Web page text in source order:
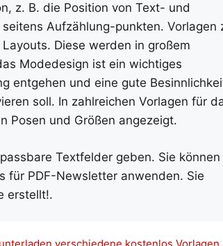
z. B. die Position von Text- und
Aufzählung-punkten. Vorlagen
Diese werden in großem
Modedesign ist ein wichtiges
entgehen und eine gute
soll. In zahlreichen Vorlagen für
Posen und Größen angezeigt.
Textfelder geben. Sie können
für PDF-Newsletter anwenden. Sie
erstellt!.